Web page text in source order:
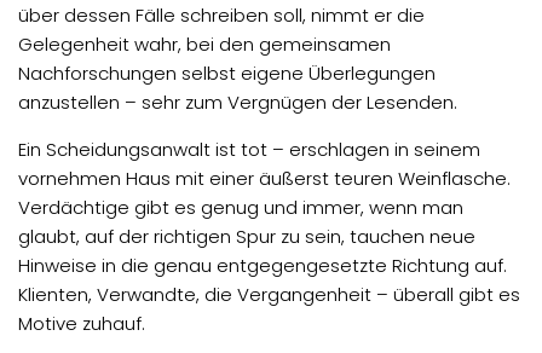
über dessen Fälle schreiben soll, nimmt er die
Gelegenheit wahr, bei den gemeinsamen
Nachforschungen selbst eigene Überlegungen
anzustellen – sehr zum Vergnügen der Lesenden.
Ein Scheidungsanwalt ist tot – erschlagen in seinem
vornehmen Haus mit einer äußerst teuren Weinflasche.
Verdächtige gibt es genug und immer, wenn man
glaubt, auf der richtigen Spur zu sein, tauchen neue
Hinweise in die genau entgegengesetzte Richtung auf.
Klienten, Verwandte, die Vergangenheit – überall gibt es
Motive zuhauf.